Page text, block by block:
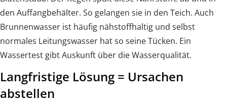
den Auffangbehälter. So gelangen sie in den Teich. Auch
Brunnenwasser ist häufig nähstoffhaltig und selbst
normales Leitungswasser hat so seine Tücken. Ein
Wassertest gibt Auskunft über die Wasserqualität.
Langfristige Lösung = Ursachen
abstellen